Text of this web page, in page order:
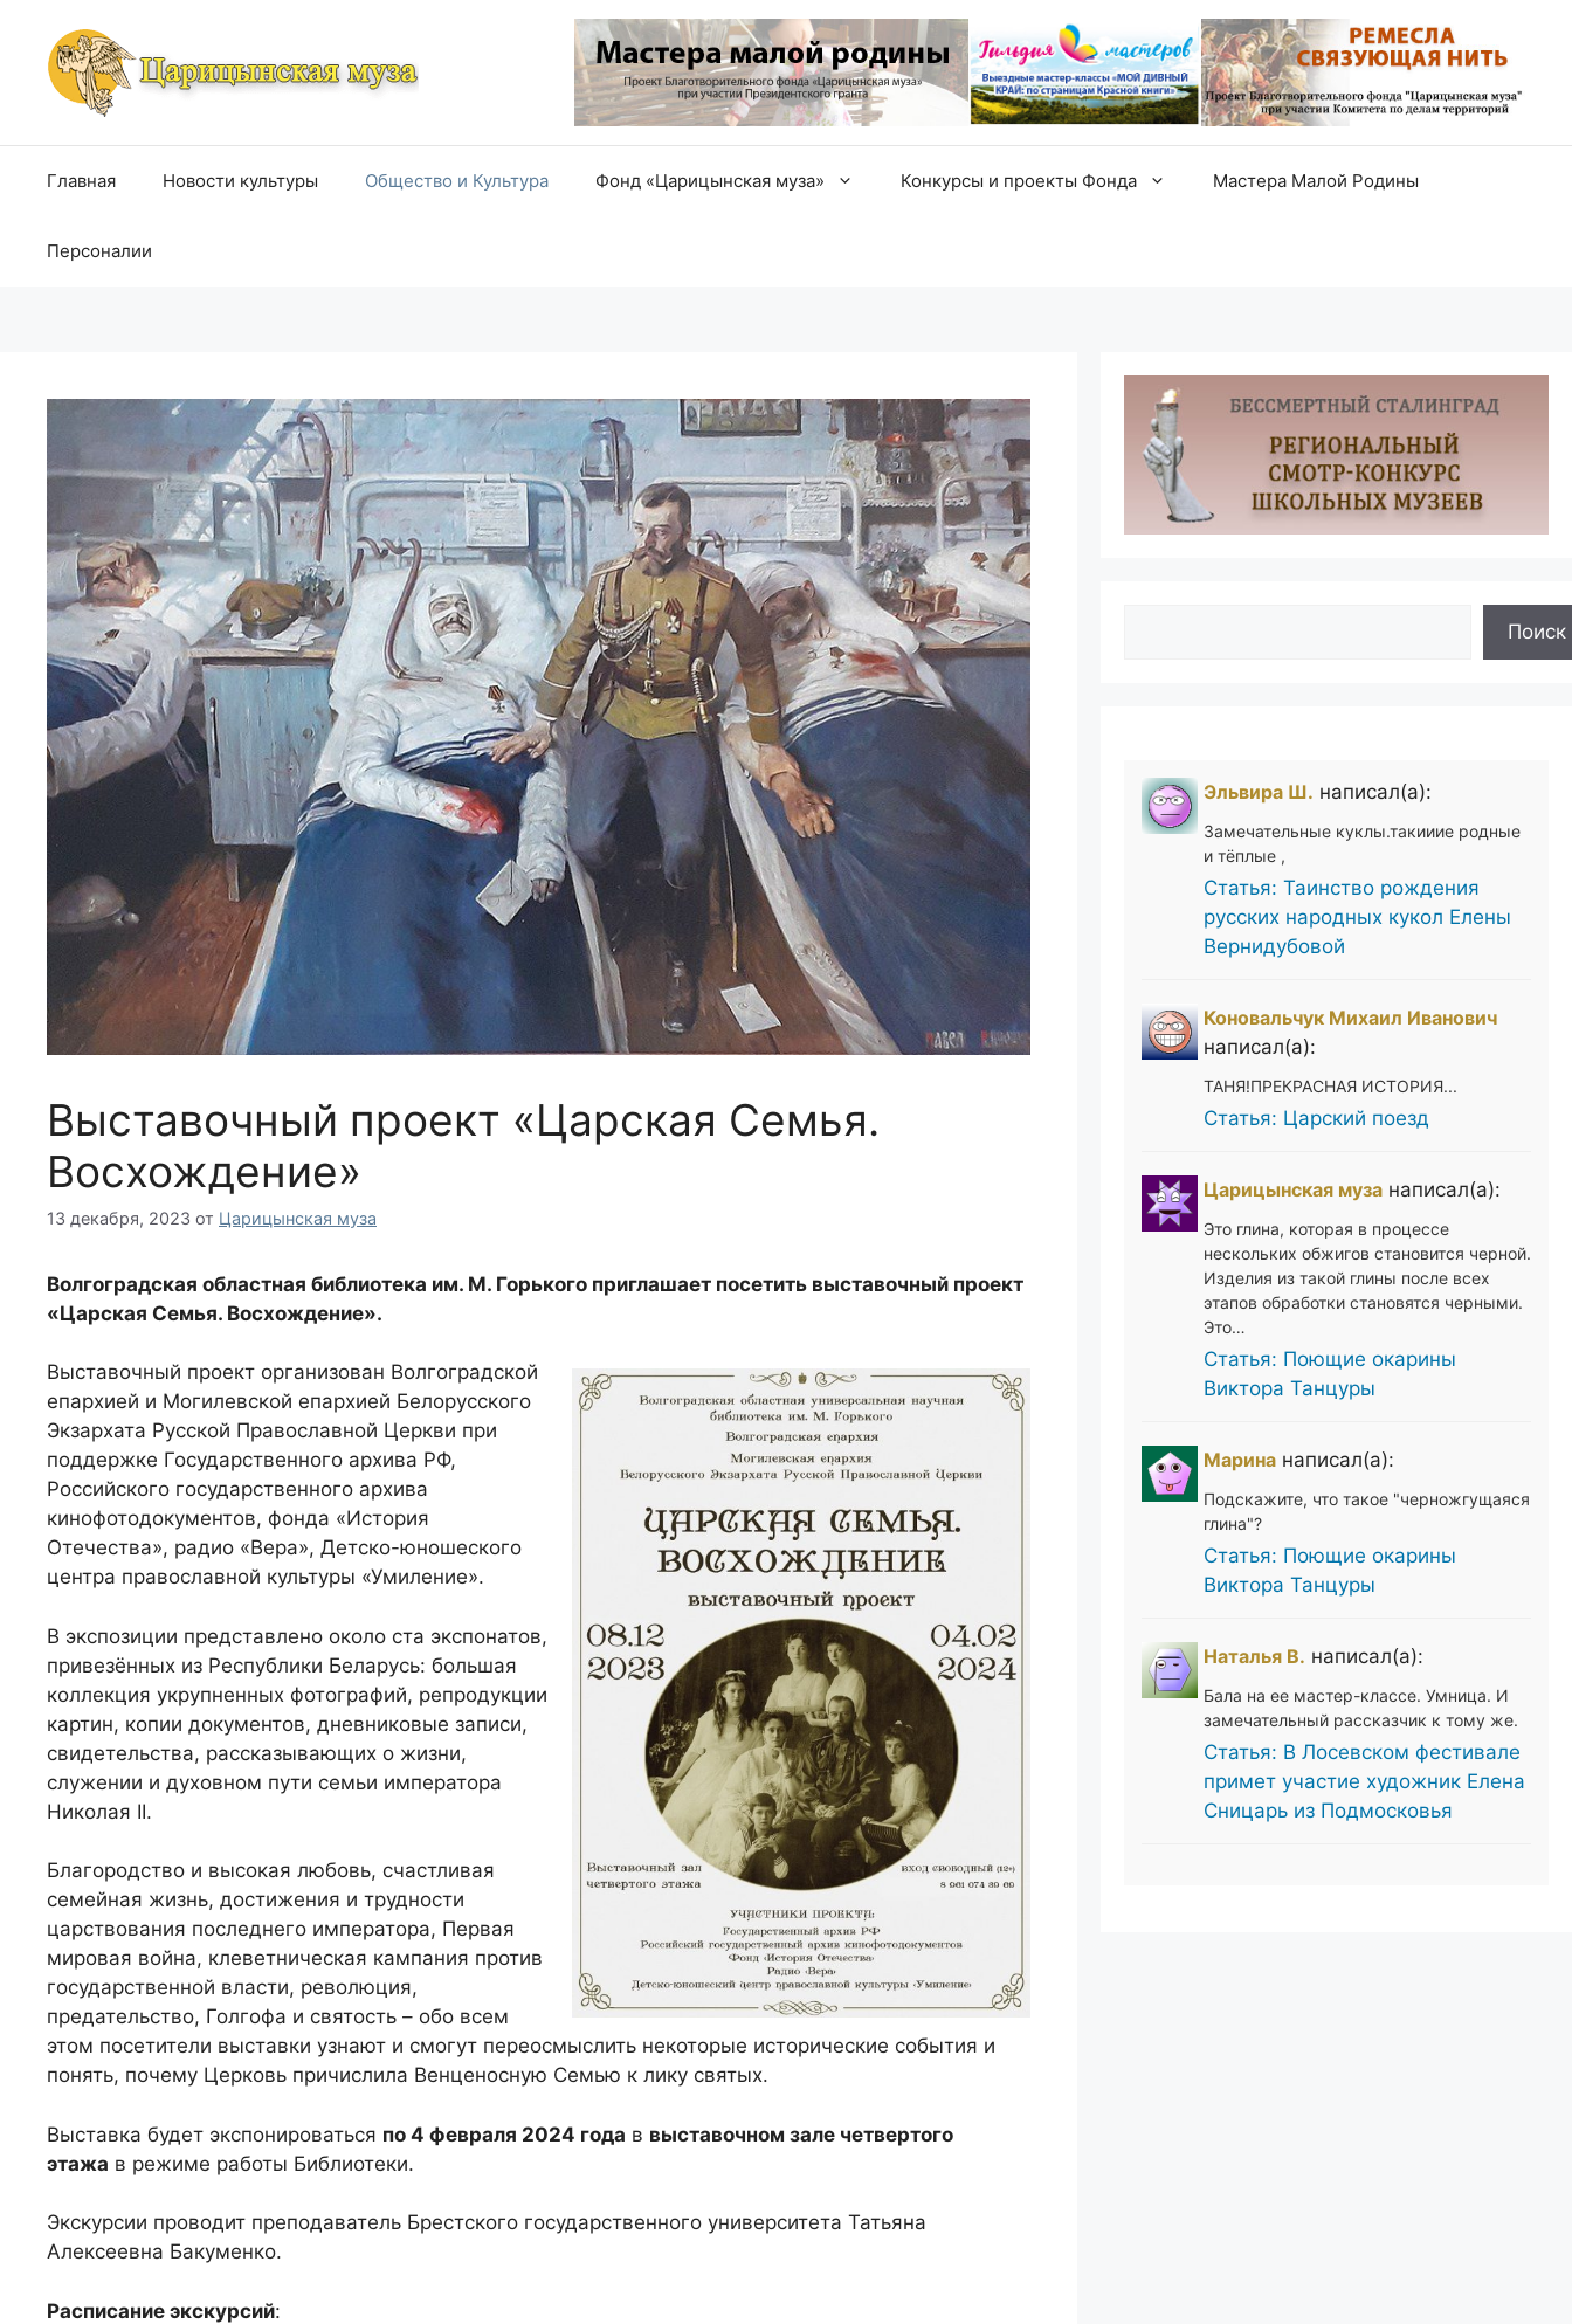
содержимому
Главная Новости культуры Общество и Культура Фонд «Царицынская муза» Конкурсы и проекты Фонда Мастера Малой Родины
Персоналии
Выставочный проект «Царская Семья.
Восхождение»
13 декабря, 2023 от Царицынская муза
Волгоградская областная библиотека им. М. Горького приглашает посетить выставочный проект
«Царская Семья. Восхождение».
Выставочный проект организован Волгоградской
епархией и Могилевской епархией Белорусского
Экзархата Русской Православной Церкви при
поддержке Государственного архива РФ,
Российского государственного архива
кинофотодокументов, фонда «История
Отечества», радио «Вера», Детско-юношеского
центра православной культуры «Умиление».
В экспозиции представлено около ста экспонатов,
привезённых из Республики Беларусь: большая
коллекция укрупненных фотографий, репродукции
картин, копии документов, дневниковые записи,
свидетельства, рассказывающих о жизни,
служении и духовном пути семьи императора
Николая II.
Благородство и высокая любовь, счастливая
семейная жизнь, достижения и трудности
царствования последнего императора, Первая
мировая война, клеветническая кампания против
государственной власти, революция,
предательство, Голгофа и святость – обо всем
этом посетители выставки узнают и смогут переосмыслить некоторые исторические события и
понять, почему Церковь причислила Венценосную Семью к лику святых.
Выставка будет экспонироваться по 4 февраля 2024 года в выставочном зале четвертого
этажа в режиме работы Библиотеки.
Экскурсии проводит преподаватель Брестского государственного университета Татьяна
Алексеевна Бакуменко.
Расписание экскурсий:
Поиск
Эльвира Ш. написал(а):
Замечательные куклы.такииие родные
и тёплые ,
Статья: Таинство рождения
русских народных кукол Елены
Вернидубовой
Коновальчук Михаил Иванович
написал(а):
ТАНЯ!ПРЕКРАСНАЯ ИСТОРИЯ...
Статья: Царский поезд
Царицынская музанаписал(а):
Это глина, которая в процессе
нескольких обжигов становится черной.
Изделия из такой глины после всех
этапов обработки становятся черными.
Это…
Статья: Поющие окарины
Виктора Танцуры
Маринанаписал(а):
Подскажите, что такое "черножгущаяся
глина"?
Статья: Поющие окарины
Виктора Танцуры
Наталья В. написал(а):
Бала на ее мастер-классе. Умница. И
замечательный рассказчик к тому же.
Статья: В Лосевском фестивале
примет участие художник Елена
Сницарь из Подмосковья